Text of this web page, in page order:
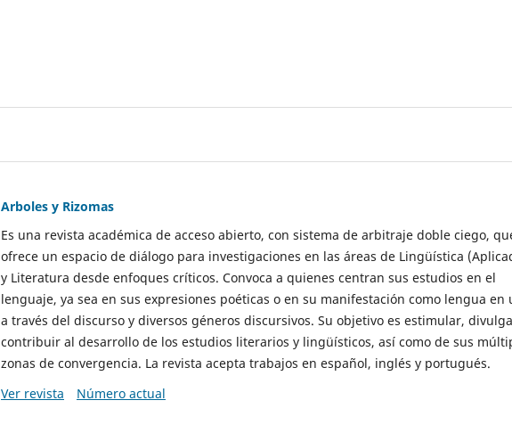
Arboles y Rizomas
Es una revista académica de acceso abierto, con sistema de arbitraje doble ciego,
ofrece un espacio de diálogo para investigaciones en las áreas de Lingüística
y Literatura desde enfoques críticos. Convoca a quienes centran sus estudios en el
lenguaje, ya sea en sus expresiones poéticas o en su manifestación como lengua en
a través del discurso y diversos géneros discursivos. Su objetivo es estimular,
contribuir al desarrollo de los estudios literarios y lingüísticos, así como de sus
zonas de convergencia. La revista acepta trabajos en español, inglés y portugués.
Ver revista
Número actual